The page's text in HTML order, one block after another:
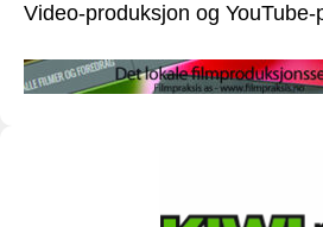
Video-produksjon og YouTube-